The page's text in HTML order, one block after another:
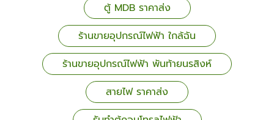
ตู้ MDB ราคาส่ง
ร้านขายอุปกรณ์ไฟฟ้า ใกล้ฉัน
ร้านขายอุปกรณ์ไฟฟ้า พันท้ายนรสิงห์
สายไฟ ราคาส่ง